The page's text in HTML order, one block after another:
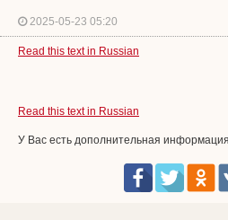
2025-05-23 05:20
Read this text in Russian
Read this text in Russian
У Вас есть дополнительная